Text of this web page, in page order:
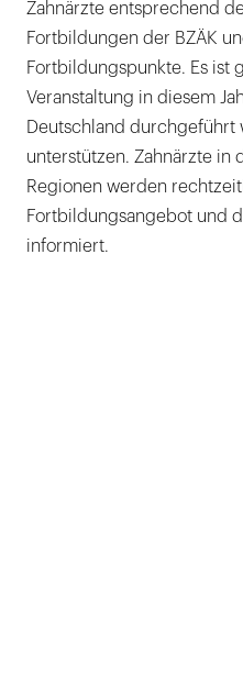
Zahnärzte entsprechend
Fortbildungen der BZÄK
Fortbildungspunkte. Es ist
Veranstaltung in diesem
Deutschland
unterstützen. Zahnärzte in
Regionen werden
Fortbildungsangebot und
informiert.